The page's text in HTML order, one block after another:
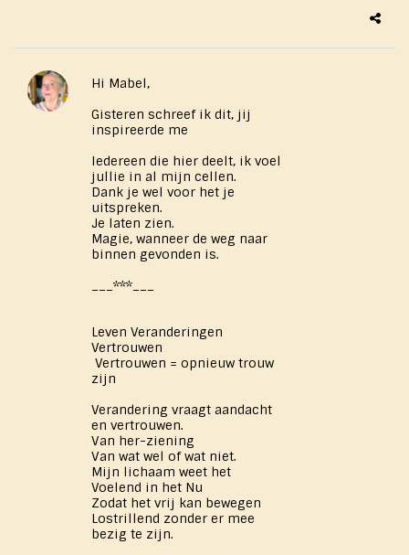
Hi Mabel,
Gisteren schreef ik dit, jij
inspireerde me
Iedereen die hier deelt, ik voel
jullie in al mijn cellen.
Dank je wel voor het je
uitspreken.
Je laten zien.
Magie, wanneer de weg naar
binnen gevonden is.
___***___
Leven Veranderingen
Vertrouwen
Vertrouwen = opnieuw trouw
zijn
Verandering vraagt aandacht
en vertrouwen.
Van her-ziening
Van wat wel of wat niet.
Mijn lichaam weet het
Voelend in het Nu
Zodat het vrij kan bewegen
Lostrillend zonder er mee
bezig te zijn.